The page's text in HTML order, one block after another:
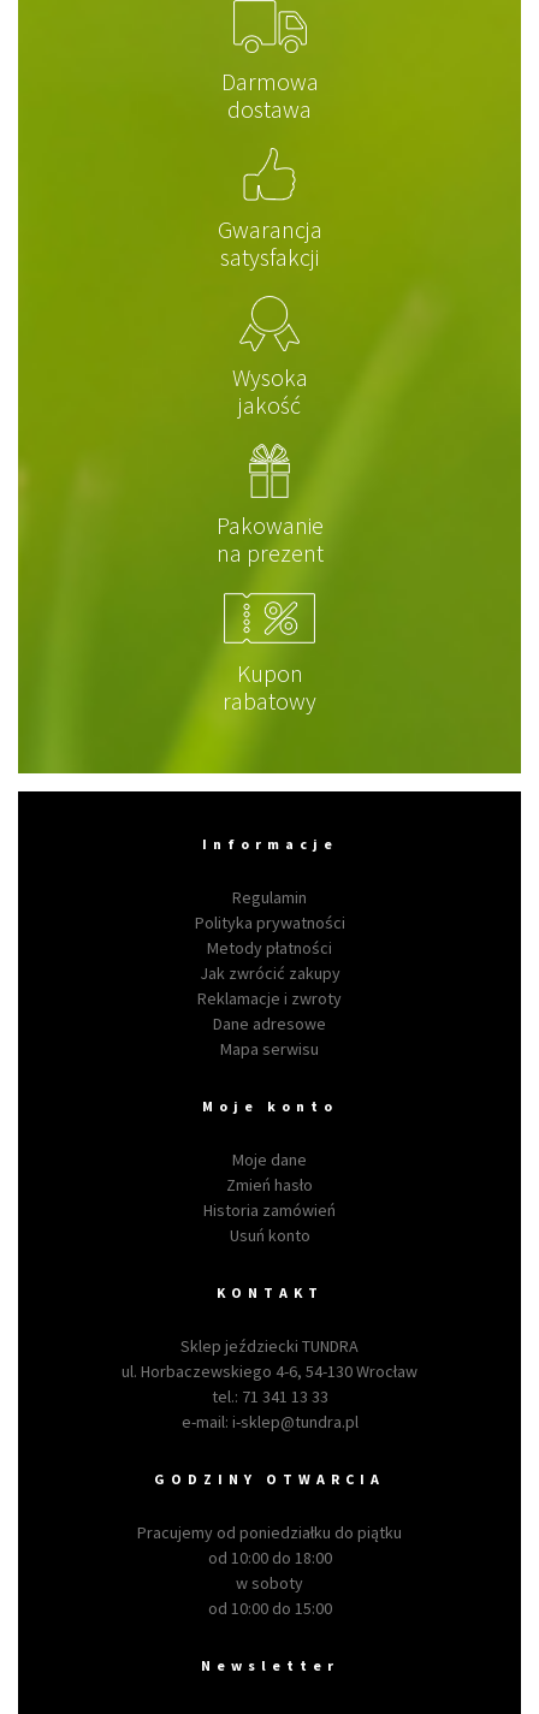
Darmowa
dostawa
Gwarancja
satysfakcji
Wysoka
jakość
Pakowanie
na prezent
Kupon
rabatowy
Informacje
Regulamin
Polityka prywatności
Metody płatności
Jak zwrócić zakupy
Reklamacje i zwroty
Dane adresowe
Mapa serwisu
Moje konto
Moje dane
Zmień hasło
Historia zamówień
Usuń konto
KONTAKT
Sklep jeździecki TUNDRA
ul. Horbaczewskiego 4-6, 54-130 Wrocław
tel.: 71 341 13 33
e-mail: i-sklep@tundra.pl
GODZINY OTWARCIA
Pracujemy od poniedziałku do piątku
od 10:00 do 18:00
w soboty
od 10:00 do 15:00
Newsletter